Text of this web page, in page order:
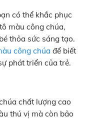
có thể khắc phục
màu công chúa,
thỏa sức sáng tạo.
công chúa để biết
phát triển của trẻ.
chất lượng cao
thú vị mà còn bảo